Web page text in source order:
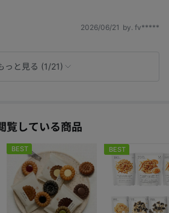
2026/06/21 by. fv*****
っと見る (1/21)
覧している商品
BEST BEST